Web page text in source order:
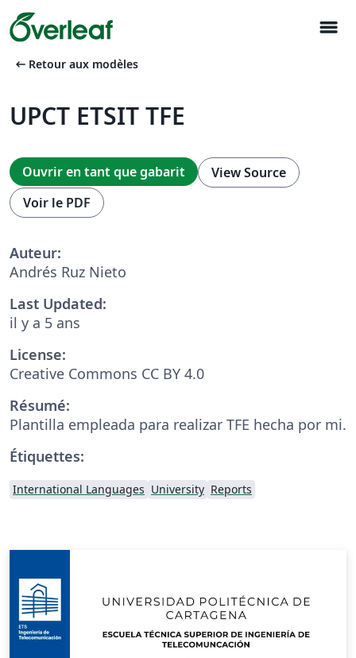
menu
arrow_left_alt Retour aux modèles
UPCT ETSIT TFE
Ouvrir en tant que gabarit
View Source
Voir le PDF
Auteur:
Andrés Ruz Nieto
Last Updated:
il y a 5 ans
License:
Creative Commons CC BY 4.0
Résumé:
Plantilla empleada para realizar TFE hecha por mi.
Étiquettes:
International Languages University Reports